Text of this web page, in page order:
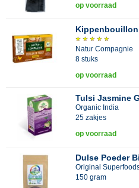
op voorraad
Natur Compagnie
8 stuks
op voorraad
Tulsi Jasmine
Organic India
25 zakjes
op voorraad
Dulse Poeder
Original
150 gram